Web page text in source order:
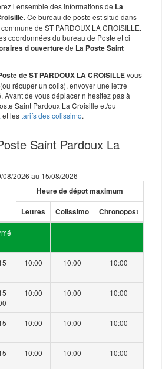
l ensemble des informations de La
. Ce bureau de poste est situé dans
de ST PARDOUX LA CROISILLE.
coordonnées du bureau de Poste et ci
d ouverturede La Poste Saint
de ST PARDOUX LA CROISILLEvous
récuper un colis), envoyer une lettre
Avant de vous déplacer n hesitez pas à
Saint Pardoux La Croisille et/ou
et lestarifs des colissimo.
Saint Pardoux La
08/2026 au 15/08/2026
Heure de dépot maximum
Lettres Colissimo Chronopost
10:00 10:00 10:00
10:00 10:00 10:00
10:00 10:00 10:00
10:00 10:00 10:00